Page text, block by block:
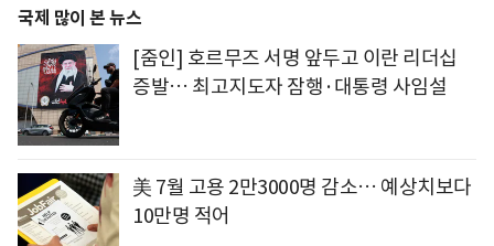
국제 많이 본 뉴스
[줌인] 호르무즈 서명 앞두고 이란 리더십
증발… 최고지도자 잠행·대통령 사임설
美 7월 고용 2만3000명 감소… 예상치보다
10만명 적어